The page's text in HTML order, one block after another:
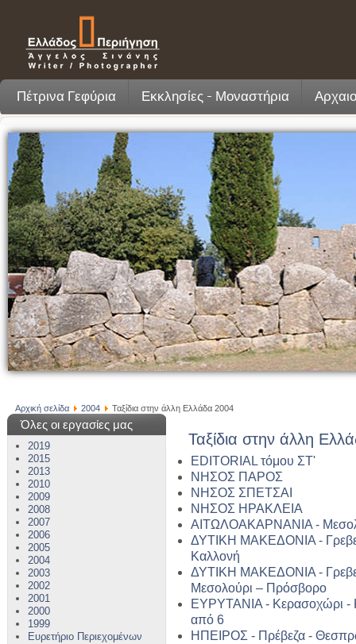
Πέτρινα Γεφύρια Εκκλησίες - Μοναστήρια
Αρχική σελίδα 2004 Ταξίδια στην άλλη Ελλάδα 2004
Όλες οι εργασίες μας
2019
2015
2013
2010
2009
2008
2007
2006
2005
2004
2003
2002
2001
2000
1999
Ευρετήριο Περιεχομένων
Ταξίδια στην άλλη
EDITORIAL τόμου ΣΤ'
ΝΗΣΟΣ ΠΑΡΟΣ
ΝΗΣΟΣ ΣΠΕΤΣΑΙ
ΝΗΣΟΣ ΗΡΑΚΛΕΙΑ
ΑΙΤΩΛΟΑΚΑΡΝΑΝΙΑ -
ΔΥΤΙΚΗ ΜΑΚΕΔΟΝΙΑ -
Καλλονή
ΔΥΤΙΚΗ ΜΑΚΕΔΟΝΙΑ -
Μεσολούρι – Πρόσβορο
ΕΥΡΥΤΑΝΙΑ - Κερασοχώρι -
από 6
ΗΠΕΙΡΟΣ - Πρέβεζα -